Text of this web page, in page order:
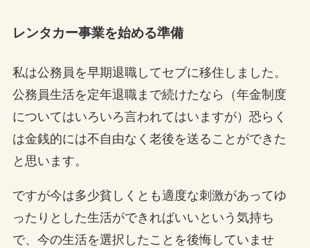
レンタカー事業を始める準備
私は公務員を早期退職してセブに移住しました。
公務員生活を定年退職まで続けたなら（年金制度
についてはいろいろ言われてはいますが）恐らく
は金銭的には不自由なく老後を送ることができた
と思います。
ですが今は多少貧しくとも適度な刺激があってゆ
ったりとした生活ができればいいという気持ち
で、今の生活を選択したことを後悔していませ